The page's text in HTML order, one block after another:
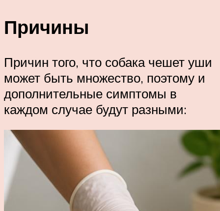
Причины
Причин того, что собака чешет уши
может быть множество, поэтому и
дополнительные симптомы в
каждом случае будут разными: